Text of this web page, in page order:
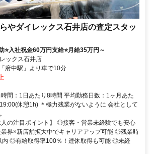
やダイレックス石井店の査定スタッ
⭐入社祝金60万円支給⭐月給35万円～
ックス石井店
府中駅」より車で10分
間：1日あたり8時間 平均勤務日数：1ヶ月あた
休憩1h) ＊極力残業がないように 会社として
の注目ポイント】 ◎接客・営業未経験でも安心
界×新店舗拡大中でキャリアアップ可能 ◎残業時
内 ◎有給取得率100％！連休取得も可能 ◎未経